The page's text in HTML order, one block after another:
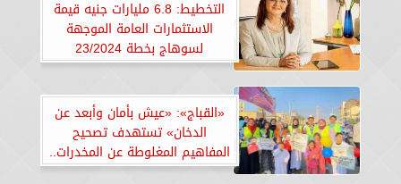
التخطيط: 6.8 مليارات جنيه قيمة
الاستثمارات العامة الموجهة
لسوهاج بخطة 23/2024
«القباج»: «عيش بأمان وأبعد عن
الدخان» تستهدف تصحيح
المفاهيم المغلوطة عن المخدرات..
«صور»